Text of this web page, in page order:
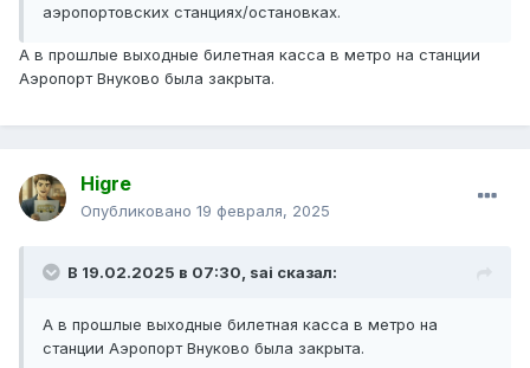
аэропортовских станциях/остановках.
А в прошлые выходные билетная касса в метро на станции
Аэропорт Внуково была закрыта.
Higre
Опубликовано 19 февраля, 2025
В 19.02.2025 в 07:30, sai сказал:
А в прошлые выходные билетная касса в метро на
станции Аэропорт Внуково была закрыта.